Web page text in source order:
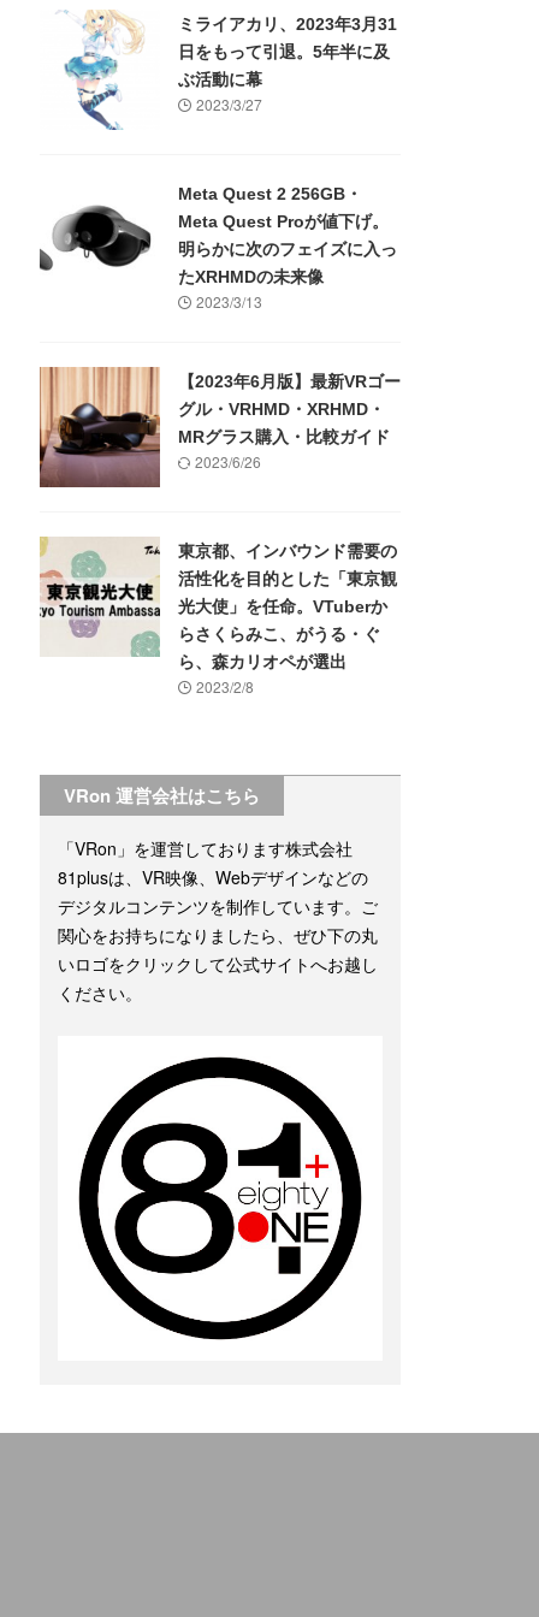
ミライアカリ、2023年3月31
日をもって引退。5年半に及
ぶ活動に幕
2023/3/27
Meta Quest 2 256GB・
Meta Quest Proが値下げ。
明らかに次のフェイズに入っ
たXRHMDの未来像
2023/3/13
【2023年6月版】最新VRゴー
グル・VRHMD・XRHMD・
MRグラス購入・比較ガイド
2023/6/26
東京都、インバウンド需要の
活性化を目的とした「東京観
光大使」を任命。VTuberか
らさくらみこ、がうる・ぐ
ら、森カリオペが選出
2023/2/8
VRon 運営会社はこちら
「VRon」を運営しております株式会社
81plusは、VR映像、Webデザインなどの
デジタルコンテンツを制作しています。ご
関心をお持ちになりましたら、ぜひ下の丸
いロゴをクリックして公式サイトへお越し
ください。